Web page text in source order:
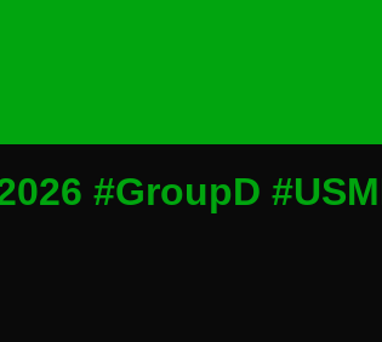
#GroupD